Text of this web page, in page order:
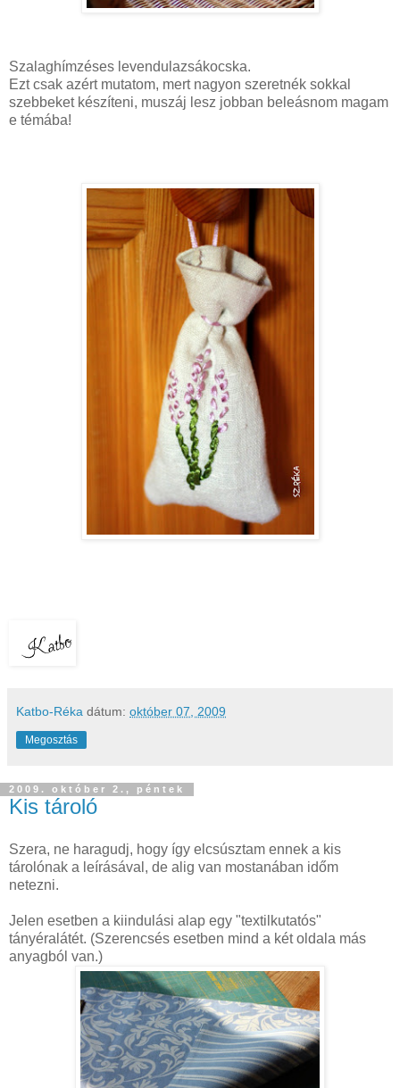
Szalaghímzéses levendulazsákocska.
Ezt csak azért mutatom, mert nagyon szeretnék sokkal
szebbeket készíteni, muszáj lesz jobban beleásnom magam
e témába!
Katbo-Réka dátum: október 07, 2009
Megosztás
2009. október 2., péntek
Kis tároló
Szera, ne haragudj, hogy így elcsúsztam ennek a kis
tárolónak a leírásával, de alig van mostanában időm
netezni.
Jelen esetben a kiindulási alap egy "textilkutatós"
tányéralátét. (Szerencsés esetben mind a két oldala más
anyagból van.)